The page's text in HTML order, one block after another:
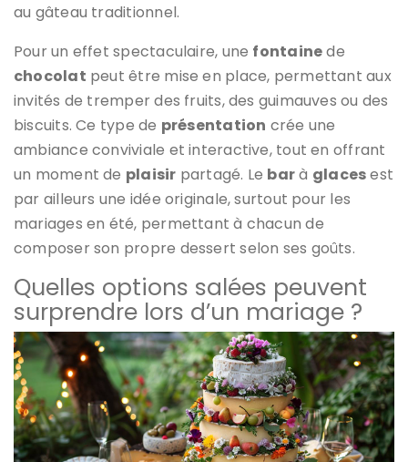
au gâteau traditionnel.
Pour un effet spectaculaire, une fontainede
chocolat peut être mise en place, permettant aux
invités de tremper des fruits, des guimauves ou des
biscuits. Ce type de présentation crée une
ambiance conviviale et interactive, tout en offrant
un moment de plaisir partagé. Le barà glacesest
par ailleurs une idée originale, surtout pour les
mariages en été, permettant à chacun de
composer son propre dessert selon ses goûts.
Quelles options salées peuvent
surprendre lors d’un mariage ?